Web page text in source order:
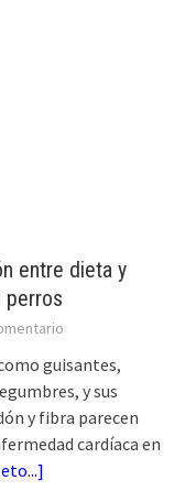
entre dieta y
perros
guisantes,
y sus
y fibra parecen
cardíaca en
]